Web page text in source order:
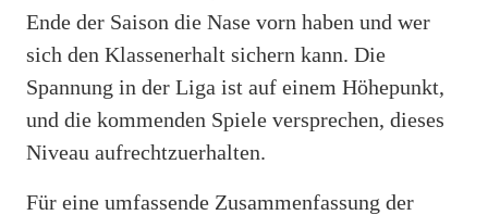
Ende der Saison die Nase vorn haben und wer
sich den Klassenerhalt sichern kann. Die
Spannung in der Liga ist auf einem Höhepunkt,
und die kommenden Spiele versprechen, dieses
Niveau aufrechtzuerhalten.
Für eine umfassende Zusammenfassung der